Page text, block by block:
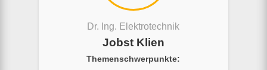
Dr. Ing. Elektrotechnik
Jobst Klien
Themenschwerpunkte: